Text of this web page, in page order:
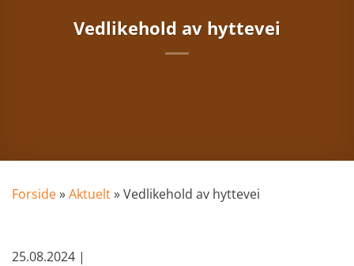
Vedlikehold av hyttevei
Forside»Aktuelt»Vedlikehold av hyttevei
25.08.2024 |